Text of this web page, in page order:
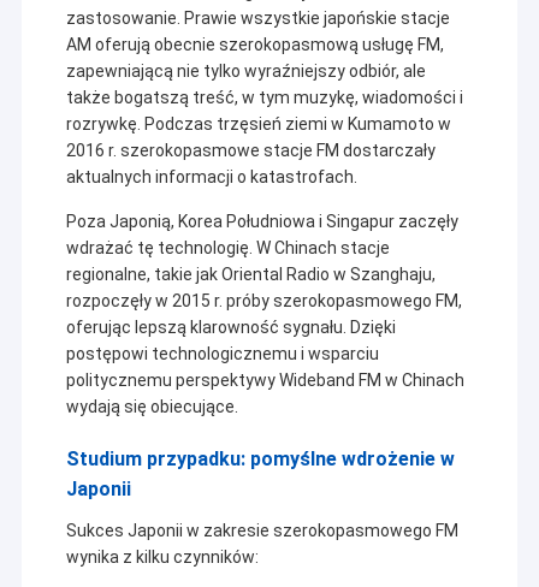
Wycieczka po fabryce
Kontrola jakości
Skontaktuj się z nami
Blog
Sieć radiowa mesh
Łącze danych/wideo HD/przemysłowe sieci bezprzewodowe
Bezprzewodowa transmisja danych
Inni
zastosowanie. Prawie wszystkie japońskie stacje
AM oferują obecnie szerokopasmową usługę FM,
zapewniającą nie tylko wyraźniejszy odbiór, ale
także bogatszą treść, w tym muzykę, wiadomości i
rozrywkę. Podczas trzęsień ziemi w Kumamoto w
2016 r. szerokopasmowe stacje FM dostarczały
aktualnych informacji o katastrofach.
Poza Japonią, Korea Południowa i Singapur zaczęły
wdrażać tę technologię. W Chinach stacje
regionalne, takie jak Oriental Radio w Szanghaju,
rozpoczęły w 2015 r. próby szerokopasmowego FM,
oferując lepszą klarowność sygnału. Dzięki
postępowi technologicznemu i wsparciu
politycznemu perspektywy Wideband FM w Chinach
wydają się obiecujące.
Studium przypadku: pomyślne wdrożenie w
Japonii
Sukces Japonii w zakresie szerokopasmowego FM
wynika z kilku czynników:
W ciągu ostatniej dekady, na podstawie absorpcji
wiodącej technologii w światowej branży urządzeń do
bezprzewodowego przesyłania danych,w zależności
od zastosowanych cech w różnych dziedzinach i
opierając się na mocy krajowych znanych
uniwersytetów i instytutów
badawczychObecnie,Sinosun opracowuje i produkuje
inteligentne radio danych, cyfrowy moduł danych,
radio wysokiej prędkości, przemysłowy
bezprzewodowy Ethernet,sieciowy radio/moduł HD
video, AD-HOC/MESH samoorganizująca sieć
siatkowa, bezprzewodowy łącze danych GNSS/RTK,
przemysłowy bezprzewodowy zdalny I/O, przenośny
nadajnik danych mobilnych i głosowy, dwukierunkowy
wzmacniacz mocy RF,koder-dekoder głosowy,
połączenie złożone z wielostronnym portem, moduł
kodowania adresów punkt do punktu i inne produkty z
serii, które są szeroko stosowane w sektorze ropy
naftowej/gazu, wody/przemyśle elektrycznym,sieć
energetyczna/ogrzewanie/gaz
węglowy/kolej/transport, oświetlenie